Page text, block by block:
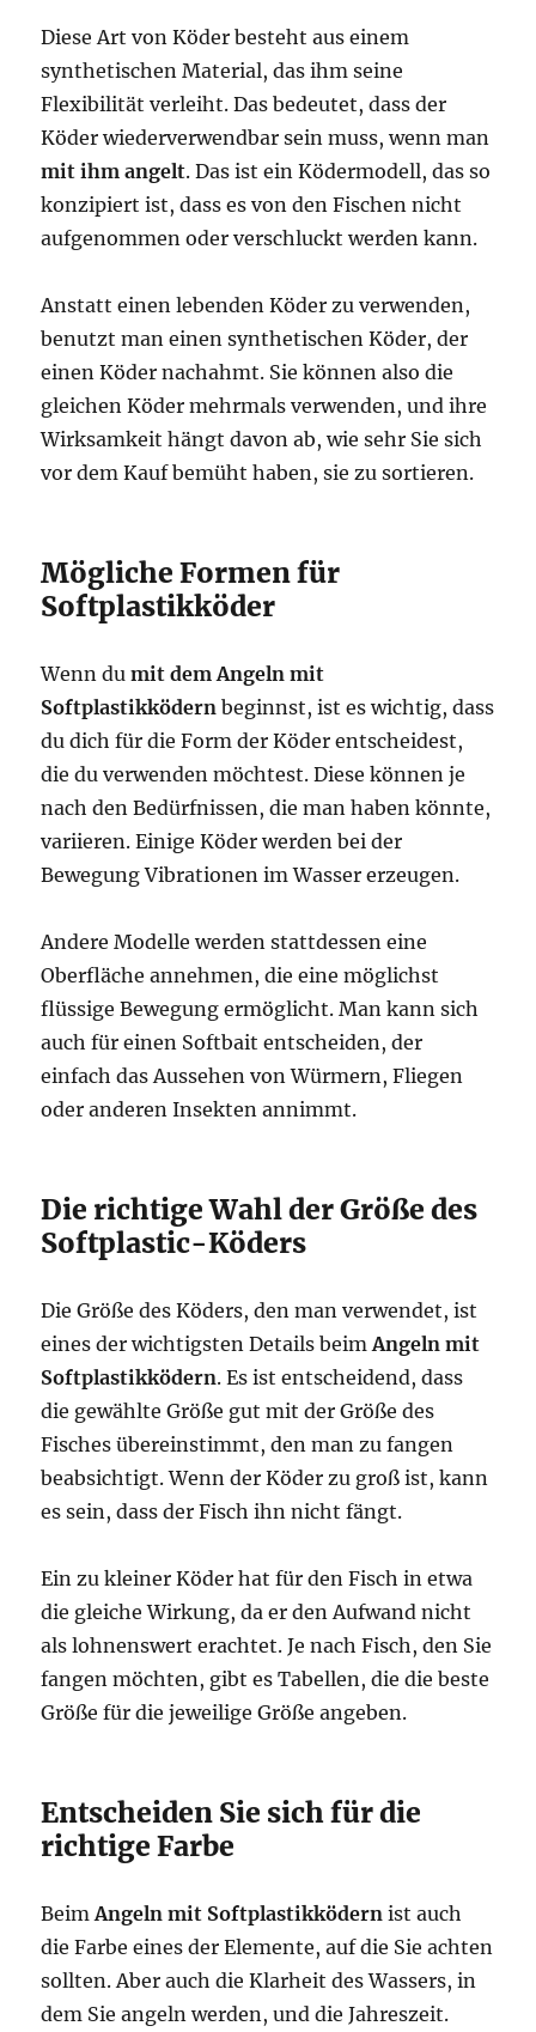
Diese Art von Köder besteht aus einem
synthetischen Material, das ihm seine
Flexibilität verleiht. Das bedeutet, dass der
Köder wiederverwendbar sein muss, wenn man
mit ihm angelt. Das ist ein Ködermodell, das so
konzipiert ist, dass es von den Fischen nicht
aufgenommen oder verschluckt werden kann.
Anstatt einen lebenden Köder zu verwenden,
benutzt man einen synthetischen Köder, der
einen Köder nachahmt. Sie können also die
gleichen Köder mehrmals verwenden, und ihre
Wirksamkeit hängt davon ab, wie sehr Sie sich
vor dem Kauf bemüht haben, sie zu sortieren.
Mögliche Formen für
Softplastikköder
Wenn dumit dem Angeln mit
Softplastikködern beginnst, ist es wichtig, dass
du dich für die Form der Köder entscheidest,
die du verwenden möchtest. Diese können je
nach den Bedürfnissen, die man haben könnte,
variieren. Einige Köder werden bei der
Bewegung Vibrationen im Wasser erzeugen.
Andere Modelle werden stattdessen eine
Oberfläche annehmen, die eine möglichst
flüssige Bewegung ermöglicht. Man kann sich
auch für einen Softbait entscheiden, der
einfach das Aussehen von Würmern, Fliegen
oder anderen Insekten annimmt.
Die richtige Wahl der Größe des
Softplastic-Köders
Die Größe des Köders, den man verwendet, ist
eines der wichtigsten Details beimAngeln mit
Softplastikködern. Es ist entscheidend, dass
die gewählte Größe gut mit der Größe des
Fisches übereinstimmt, den man zu fangen
beabsichtigt. Wenn der Köder zu groß ist, kann
es sein, dass der Fisch ihn nicht fängt.
Ein zu kleiner Köder hat für den Fisch in etwa
die gleiche Wirkung, da er den Aufwand nicht
als lohnenswert erachtet. Je nach Fisch, den Sie
fangen möchten, gibt es Tabellen, die die beste
Größe für die jeweilige Größe angeben.
Entscheiden Sie sich für die
richtige Farbe
BeimAngeln mit Softplastikködern ist auch
die Farbe eines der Elemente, auf die Sie achten
sollten. Aber auch die Klarheit des Wassers, in
dem Sie angeln werden, und die Jahreszeit.